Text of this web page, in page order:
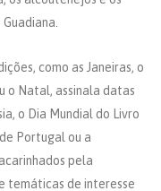
como as Janeiras, o
o Natal, assinala datas
o Dia Mundial do Livro
Portugal ou a
pela
temáticas de interesse